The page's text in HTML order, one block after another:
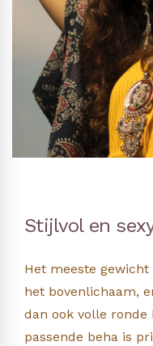
Stijlvol en
Het meeste
het bovenlichaam,
dan ook volle ronde
passende beha is